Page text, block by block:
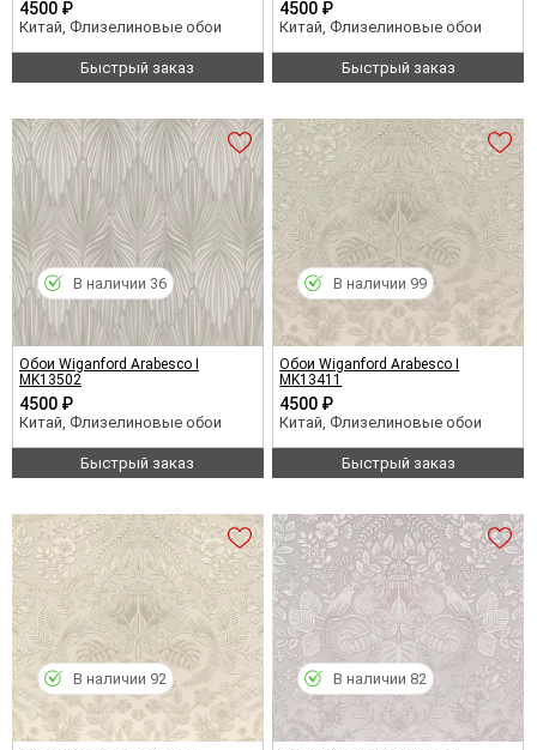
4500 ₽
Китай, Флизелиновые обои
Быстрый заказ
4500 ₽
Китай, Флизелиновые обои
Быстрый заказ
Обои Wiganford Arabesco I
MK13502
4500 ₽
Китай, Флизелиновые обои
Быстрый заказ
В наличии 36
Обои Wiganford Arabesco I
MK13411
4500 ₽
Китай, Флизелиновые обои
Быстрый заказ
В наличии 99
В наличии 92 В наличии 82